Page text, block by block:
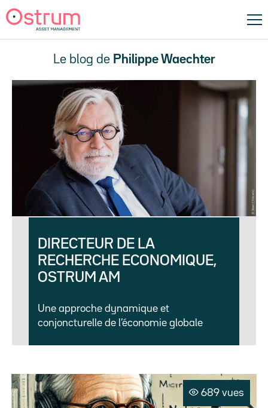
Le blog de Philippe Waechter
DIRECTEUR DE LA
RECHERCHE ECONOMIQUE,
OSTRUM AM
Une approche dynamique et
conjoncturelle de l’économie globale
689 vues